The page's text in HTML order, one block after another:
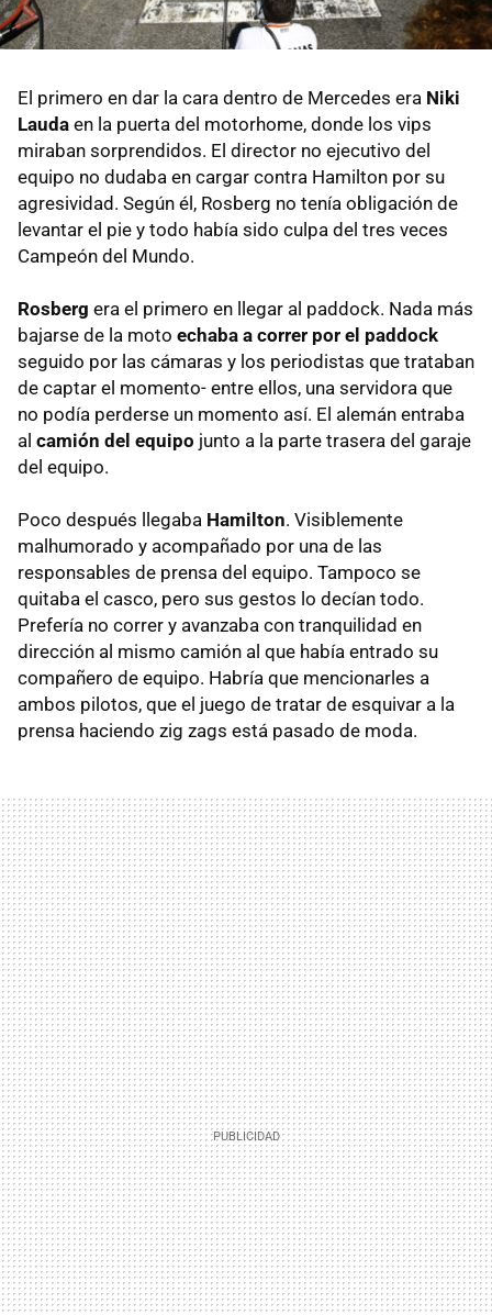
El primero en dar la cara dentro de Mercedes era Niki
Lauda en la puerta del motorhome, donde los vips
miraban sorprendidos. El director no ejecutivo del
equipo no dudaba en cargar contra Hamilton por su
agresividad. Según él, Rosberg no tenía obligación de
levantar el pie y todo había sido culpa del tres veces
Campeón del Mundo.
Rosberg era el primero en llegar al paddock. Nada más
bajarse de la moto echaba a correr por el paddock
seguido por las cámaras y los periodistas que trataban
de captar el momento- entre ellos, una servidora que
no podía perderse un momento así. El alemán entraba
al camión del equipo junto a la parte trasera del garaje
del equipo.
Poco después llegaba Hamilton. Visiblemente
malhumorado y acompañado por una de las
responsables de prensa del equipo. Tampoco se
quitaba el casco, pero sus gestos lo decían todo.
Prefería no correr y avanzaba con tranquilidad en
dirección al mismo camión al que había entrado su
compañero de equipo. Habría que mencionarles a
ambos pilotos, que el juego de tratar de esquivar a la
prensa haciendo zig zags está pasado de moda.